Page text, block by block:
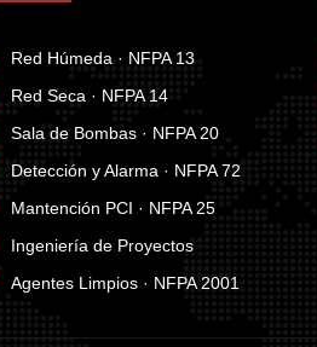
Red Húmeda · NFPA 13
Red Seca · NFPA 14
Sala de Bombas · NFPA 20
Detección y Alarma · NFPA 72
Mantención PCI · NFPA 25
Ingeniería de Proyectos
Agentes Limpios · NFPA 2001